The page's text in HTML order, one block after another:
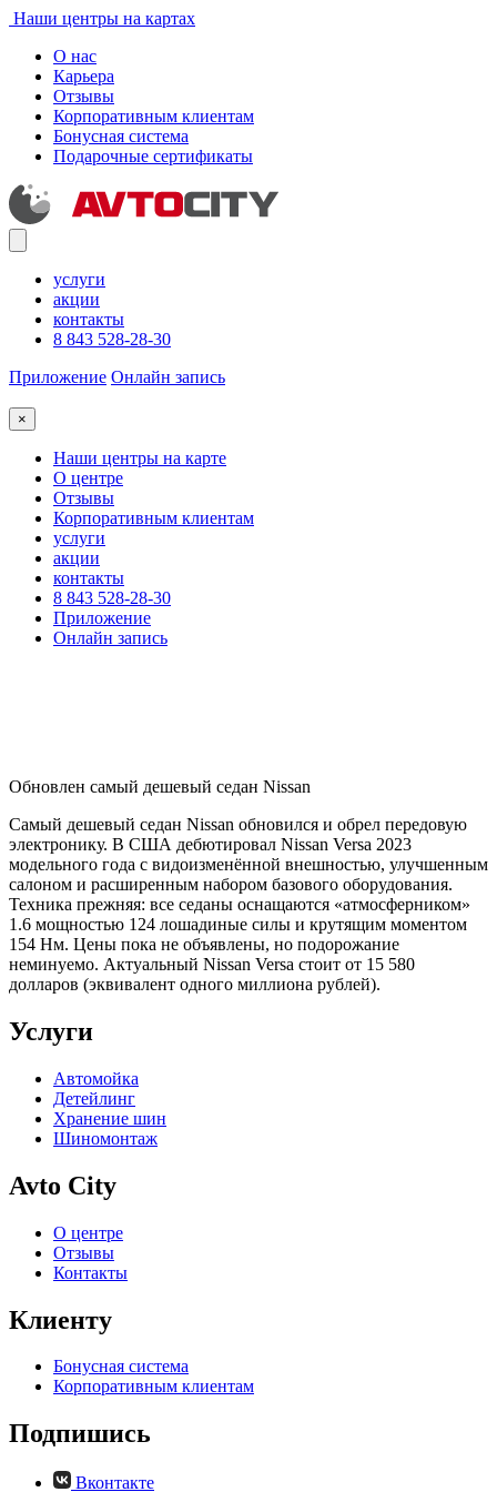
Наши центры на картах
О нас
Карьера
Отзывы
Корпоративным клиентам
Бонусная система
Подарочные сертификаты
услуги
акции
контакты
8 843 528-28-30
Приложение Онлайн запись
×
Наши центры на карте
О центре
Отзывы
Корпоративным клиентам
услуги
акции
контакты
8 843 528-28-30
Приложение
Онлайн запись
Обновлен самый дешевый седан Nissan
Самый дешевый седан Nissan обновился и обрел передовую
электронику. В США дебютировал Nissan Versa 2023
модельного года с видоизменённой внешностью, улучшенным
салоном и расширенным набором базового оборудования.
Техника прежняя: все седаны оснащаются «атмосферником»
1.6 мощностью 124 лошадиные силы и крутящим моментом
154 Нм. Цены пока не объявлены, но подорожание
неминуемо. Актуальный Nissan Versa стоит от 15 580
долларов (эквивалент одного миллиона рублей).
Услуги
Автомойка
Детейлинг
Хранение шин
Шиномонтаж
Avto City
О центре
Отзывы
Контакты
Клиенту
Бонусная система
Корпоративным клиентам
Подпишись
Вконтакте